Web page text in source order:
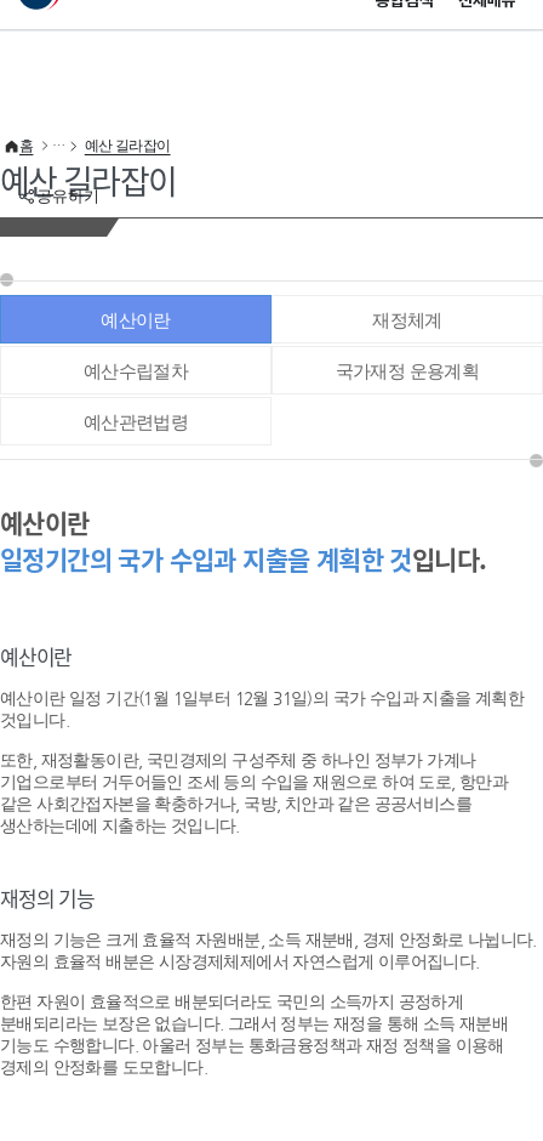
이 누리집은 대한민국 공식 전자정부 누리집입니다.
공유하기
홈 예산 길라잡이
예산 길라잡이
예산이란 재정체계
예산수립절차 국가재정 운용계획
예산관련법령
예산이란
일정기간의 국가 수입과 지출을 계획한 것입니다.
예산이란
예산이란 일정 기간(1월 1일부터 12월 31일)의 국가 수입과 지출을 계획한
것입니다.
또한, 재정활동이란, 국민경제의 구성주체 중 하나인 정부가 가계나
기업으로부터 거두어들인 조세 등의 수입을 재원으로 하여 도로, 항만과
같은 사회간접자본을 확충하거나, 국방, 치안과 같은 공공서비스를
생산하는데에 지출하는 것입니다.
재정의 기능
재정의 기능은 크게 효율적 자원배분, 소득 재분배, 경제 안정화로 나뉩니다.
자원의 효율적 배분은 시장경제체제에서 자연스럽게 이루어집니다.
한편 자원이 효율적으로 배분되더라도 국민의 소득까지 공정하게
분배되리라는 보장은 없습니다. 그래서 정부는 재정을 통해 소득 재분배
기능도 수행합니다. 아울러 정부는 통화금융정책과 재정 정책을 이용해
경제의 안정화를 도모합니다.